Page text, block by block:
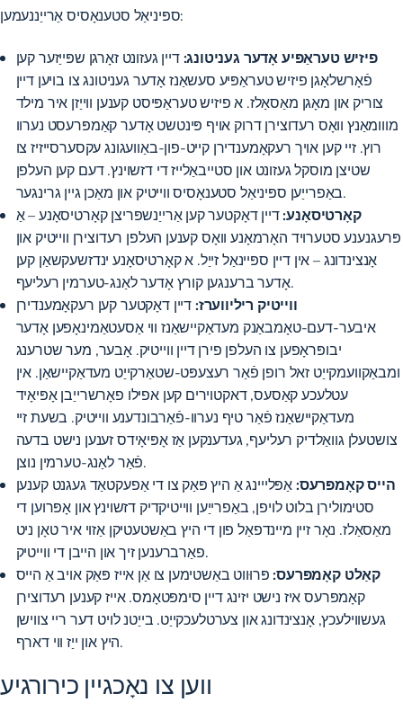
ספּיניאַל סטענאָסיס אַרייַננעמען:
פיזיש טעראַפּיע אָדער געניטונג:דיין געזונט זאָרגן שפּייַזער קען
פֿאָרשלאָגן פיזיש טעראַפּיע סעשאַנזאָדער געניטונג צו בויען דיין
צוריק און מאָגן מאַסאַלז. א פיזיש טעראַפּיסט קענען ווייַזן איר מילד
מווומאַנץ וואָס רעדוצירן דרוק אויף פּינטשט אָדער קאַמפּרעסט נערוו
רוץ. זיי קען אויך רעקאָמענדירן קייט-פון-באַוועגונג עקסערסייזיז צו
שטיצן מוסקל געזונט און סטייבאַלייז די דזשוינץ. דעם קען העלפן
באַפרייַען ספּיניאַל סטענאָסיס ווייטיק און מאַכן גיין גרינגער.
קאָרטיסאָנע:דיין דאָקטער קען אַרייַנשפּריצן קאָרטיסאָנע – אַ
פּרעגנענע סטערויד האָרמאָנע וואָס קענען העלפן רעדוצירן ווייטיק און
אָנצינדונג – אין דיין ספּיינאַל זייַל. א קאָרטיסאָנע ינדזשעקשאַן קען
אָדער ברענגען קורץ אָדער לאַנג-טערמין רעליעף.
ווייטיק ריליווערז:דיין דאָקטער קען רעקאָמענדירן
איבער-דעם-טאָמבאַנק מעדאַקיישאַנז ווי אַסעטאַמינאָפען אָדער
יבופּראָפען צו העלפן פירן דיין ווייטיק. אָבער, מער שטרענג
ומבאַקוועמקייַט זאל רופן פֿאַר רעצעפּט-שטאַרקייַט מעדאַקיישאַן. אין
עטלעכע קאַסעס, דאקטוירים קען אפילו פאָרשרייַבן אָפּיאָיד
מעדאַקיישאַנז פֿאַר טיף נערוו-פֿאַרבונדענע ווייטיק. בשעת זיי
צושטעלן גוואַלדיק רעליעף, געדענקען אַז אָפּיאָידס זענען נישט בדעה
פֿאַר לאַנג-טערמין נוצן.
הייס קאָמפּרעס:אַפּלייינג אַ היץ פּאַק צו די אַפעקטאַד געגנט קענען
סטימולירן בלוט לויפן, באַפרייַען ווייטיקדיק דזשוינץ און אָפּרוען די
מאַסאַלז. נאָר זיין מיינדפאַל פון די היץ באַשטעטיקן אַזוי איר טאָן ניט
פאַרברענען זיך און הייבן די ווייטיק.
קאַלט קאָמפּרעס:פּרוּווט באַשטימען צו אַן אייז פּאַק אויב אַ הייס
קאָמפּרעס איז נישט יזינג דיין סימפּטאָמס. אייז קענען רעדוצירן
געשווילעכץ, אָנצינדונג און צערטלעכקייַט. בייַטנ לויט דער ריי צווישן
היץ און ייַז ווי דארף.
ווען צו נאָכגיין כירורגיע